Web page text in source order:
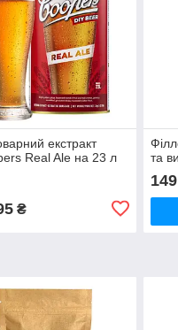
екстракт
Real Ale на 23 л
₴
та
149